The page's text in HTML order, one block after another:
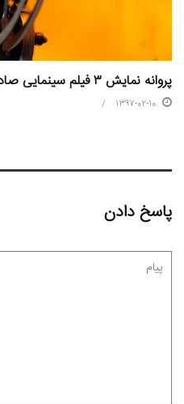
پروانه نمایش ۳ فیلم سینمایی صادر شد
1397-02-10
پاسخ دادن